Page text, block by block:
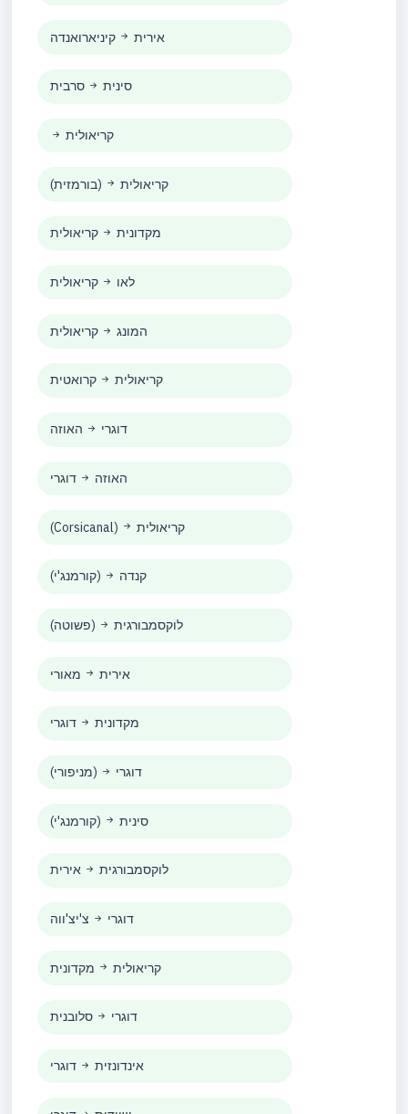
אירית קיניארואנדה
סינית סרבית
קריאולית
קריאולית (בורמזית)
מקדונית קריאולית
לאו קריאולית
המונג קריאולית
קריאולית קרואטית
דוגרי האוזה
האוזה דוגרי
(Corsicanal) קריאולית
(קורמנג'י) קנדה
לוקסמבורגית (פשוטה)
אירית מאורי
מקדונית דוגרי
(מניפורי) דוגרי
(קורמנג'י) סינית
לוקסמבורגית אירית
דוגרי צ'יצ'ווה
קריאולית מקדונית
דוגרי סלובנית
אינדונזית דוגרי